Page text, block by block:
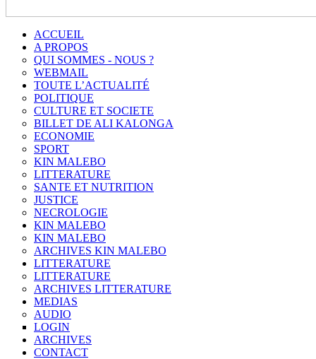
ACCUEIL
A PROPOS
QUI SOMMES - NOUS ?
WEBMAIL
TOUTE L’ACTUALITÉ
POLITIQUE
CULTURE ET SOCIETE
BILLET DE ALI KALONGA
ECONOMIE
SPORT
KIN MALEBO
LITTERATURE
SANTE ET NUTRITION
JUSTICE
NECROLOGIE
KIN MALEBO
KIN MALEBO
ARCHIVES KIN MALEBO
LITTERATURE
LITTERATURE
ARCHIVES LITTERATURE
MEDIAS
AUDIO
LOGIN
ARCHIVES
CONTACT